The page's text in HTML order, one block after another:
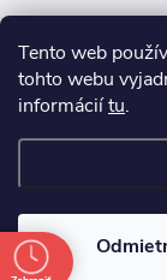
Tento web
tohto webu
informáciítu.
Ako nakupovať